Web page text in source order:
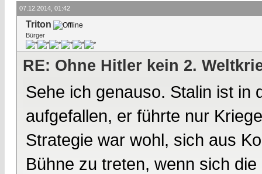
07.12.2014, 01:42
Triton
Bürger
RE: Ohne Hitler kein 2.
Sehe ich genauso. Stalin ist in
aufgefallen, er führte nur
Strategie war wohl, sich aus
Bühne zu treten, wenn sich